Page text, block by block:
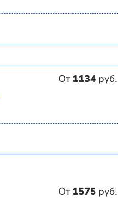
От 1134 руб.
От 1575 руб.